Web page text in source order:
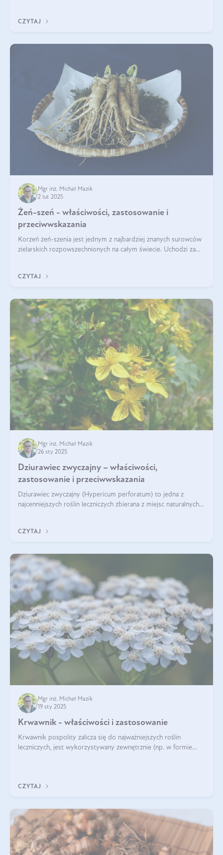
CZYTAJ
Mgr inż. Michał Mazik
2 lut 2025
Żeń-szeń - właściwości, zastosowanie i
przeciwwskazania
Korzeń żeń-szenia jest jednym z najbardziej znanych surowców
zielarskich rozpowszechnionych na całym świecie. Uchodzi za
CZYTAJ
Mgr inż. Michał Mazik
26 sty 2025
Dziurawiec zwyczajny – właściwości,
zastosowanie i przeciwwskazania
Dziurawiec zwyczajny (Hypericum perforatum) to jedna z
najcenniejszych roślin leczniczych zbierana z miejsc naturalnych i
CZYTAJ
Mgr inż. Michał Mazik
19 sty 2025
Krwawnik - właściwości i zastosowanie
Krwawnik pospolity zalicza się do najważniejszych roślin
leczniczych, jest wykorzystywany zewnętrznie (np. w formie
CZYTAJ